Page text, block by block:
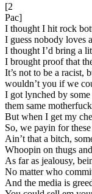
[2
Pac]
I thought I hit rock
I guess nobody loves
I thought I’d bring a
I brought proof that
It’s not to be a racist,
wouldn’t you if we
I got lynched by
them same
But when I get my
So, we payin for
Ain’t that a bitch,
Whoopin on thugs
As far as jealousy,
No matter who
And the media is